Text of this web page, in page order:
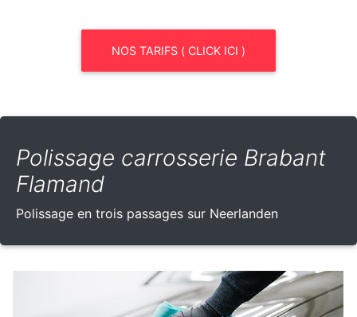
NOS TARIFS ( CLICK ICI )
Polissage carrosserie Brabant
Flamand
Polissage en trois passages sur Neerlanden